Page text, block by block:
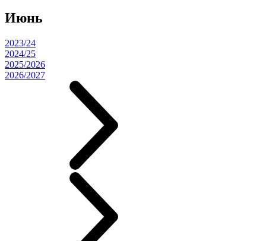
Июнь
2023/24
2024/25
2025/2026
2026/2027